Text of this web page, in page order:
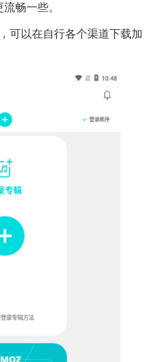
畅一些。
可以在自行各个渠道下载加